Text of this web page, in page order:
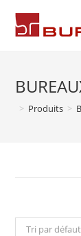
> Produits >
Tri par défaut